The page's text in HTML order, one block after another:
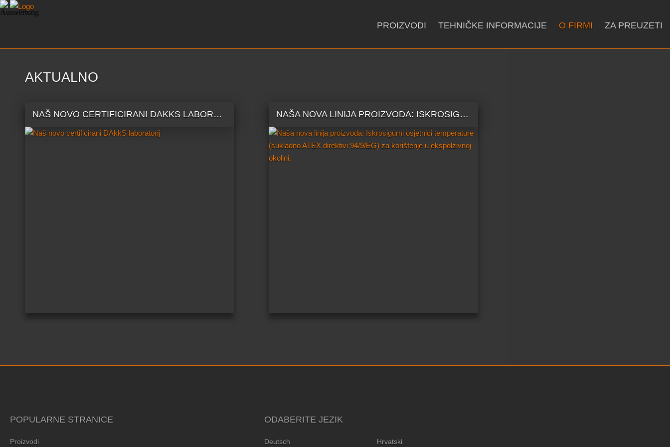
PROIZVODI TEHNIČKE INFORMACIJE O FIRMI ZA PREUZETI
AKTUALNO
NAŠ NOVO CERTIFICIRANI DAKKS LABORATORIJ NAŠA NOVA LINIJA PROIZVODA: ISKROSIGURNI OSJETNICI TEMPERATURE (SUKLADNO ATEX DIREKTIVI 94/9/EG) ZA KORIŠTENJE U EKSPOLZIVNOJ OKOLINI.
POPULARNE STRANICE
Proizvodi
ODABERITE JEZIK
Deutsch Hrvatski